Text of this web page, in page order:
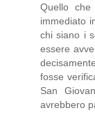
Quello
immediato
chi siano i
essere
fosse
San
avrebbero